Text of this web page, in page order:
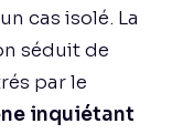
cas isolé. La
séduit de
par le
inquiétant